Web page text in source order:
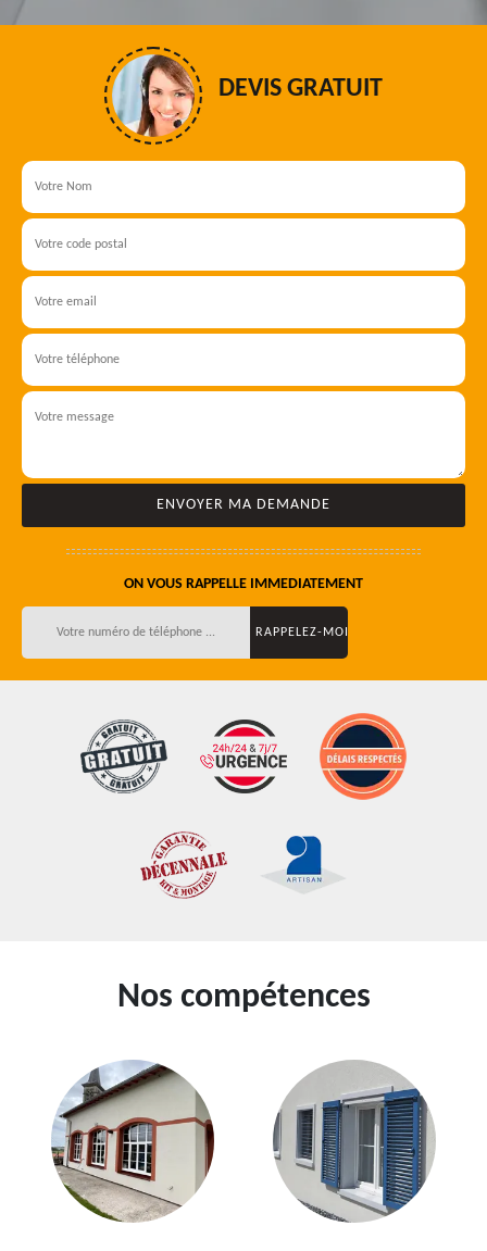
DEVIS GRATUIT
ON VOUS RAPPELLE IMMEDIATEMENT
Nos compétences